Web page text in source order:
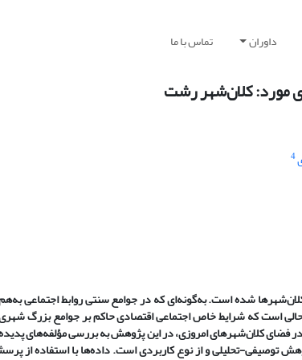
داوران تماس با ما
مورد: کلان‌شهر رشت
4
شده است. به‌گونه‌ای که در جوامع سنتی روابط اجتماعی
است که شرایط خاص اجتماعی اقتصادی حاکم بر جوامع بزرگ
فضای کلان‌شهرهای امروزی، در این پژوهش به بررسی مؤلفه‌های
تحلیلی و از نوع کاربردی است. داده‌ها با استفاده از